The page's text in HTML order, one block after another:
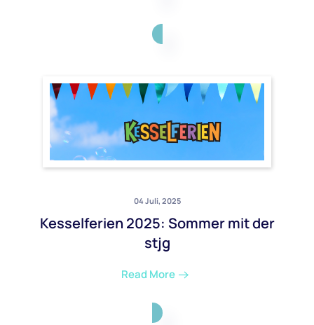
04 Juli, 2025
Kesselferien 2025: Sommer mit der
stjg
Read More